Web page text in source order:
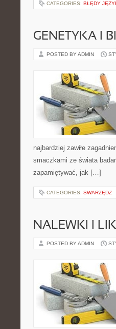
CATEGORIES: BŁĘDY
GENETYKA I
POSTED BY ADMIN
najbardziej zawiłe
smaczkami ze świata
zapamiętywać, jak […]
CATEGORIES: SWARZĘDZ
NALEWKI I
POSTED BY ADMIN